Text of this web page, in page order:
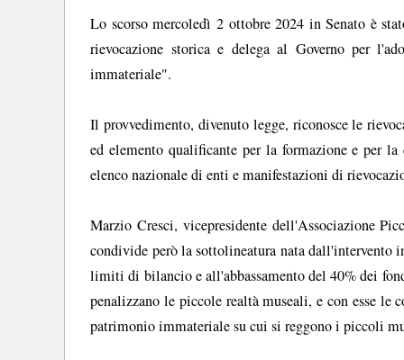
Lo scorso mercoledì 2 ottobre 2024 in Senato è
rievocazione storica e delega al Governo per
immateriale".
Il provvedimento, divenuto legge, riconosce le
ed elemento qualificante per la formazione e per
elenco nazionale di enti e manifestazioni di
Marzio Cresci, vicepresidente dell'Associazione
condivide però la sottolineatura nata
limiti di bilancio e all'abbassamento del 40% dei
penalizzano le piccole realtà museali, e con esse
patrimonio immateriale su cui si reggono i piccoli